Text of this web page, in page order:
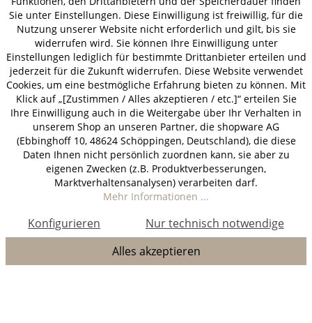
Sie unter Einstellungen. Diese Einwilligung ist freiwillig, für die
Nutzung unserer Website nicht erforderlich und gilt, bis sie
widerrufen wird. Sie können Ihre Einwilligung unter
Einstellungen lediglich für bestimmte Drittanbieter erteilen und
jederzeit für die Zukunft widerrufen. Diese Website verwendet
Cookies, um eine bestmögliche Erfahrung bieten zu können. Mit
Klick auf „[Zustimmen / Alles akzeptieren / etc.]“ erteilen Sie
Ihre Einwilligung auch in die Weitergabe über Ihr Verhalten in
unserem Shop an unseren Partner, die shopware AG
(Ebbinghoff 10, 48624 Schöppingen, Deutschland), die diese
Daten Ihnen nicht persönlich zuordnen kann, sie aber zu
eigenen Zwecken (z.B. Produktverbesserungen,
Marktverhaltensanalysen) verarbeiten darf.
Mehr Informationen ...
Nur technisch notwendige
Konfigurieren
Alles akzeptieren